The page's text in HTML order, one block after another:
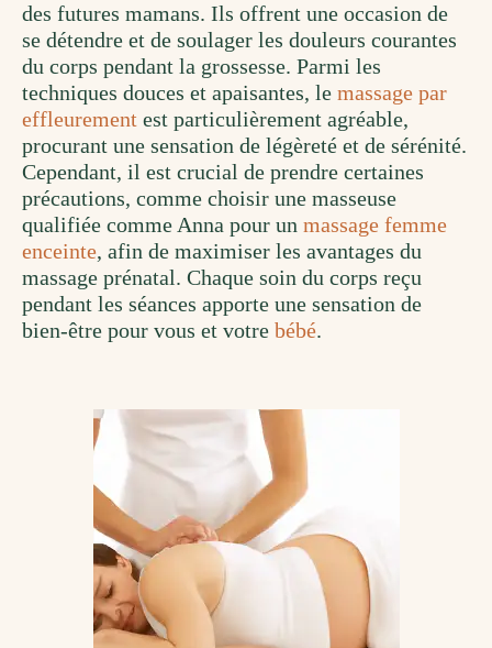
des futures mamans. Ils offrent une occasion de
se détendre et de soulager les douleurs courantes
du corps pendant la grossesse. Parmi les
techniques douces et apaisantes, le massage par
effleurement est particulièrement agréable,
procurant une sensation de légèreté et de sérénité.
Cependant, il est crucial de prendre certaines
précautions, comme choisir une masseuse
qualifiée comme Anna pour un massage femme
enceinte, afin de maximiser les avantages du
massage prénatal. Chaque soin du corps reçu
pendant les séances apporte une sensation de
bien-être pour vous et votre bébé.